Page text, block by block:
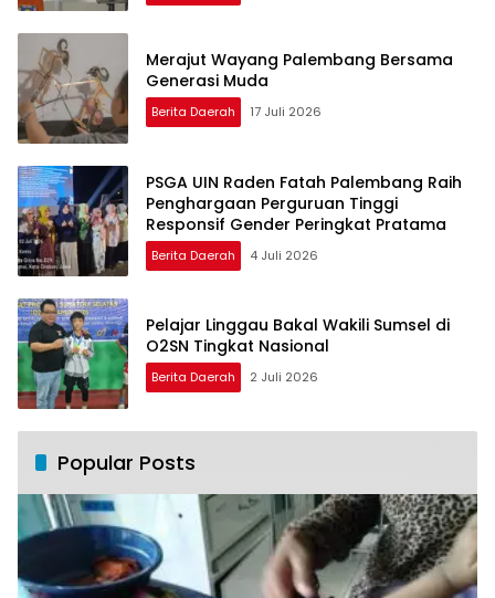
Merajut Wayang Palembang Bersama
Generasi Muda
Berita Daerah 17 Juli 2026
PSGA UIN Raden Fatah Palembang Raih
Penghargaan Perguruan Tinggi
Responsif Gender Peringkat Pratama
Berita Daerah 4 Juli 2026
Pelajar Linggau Bakal Wakili Sumsel di
O2SN Tingkat Nasional
Berita Daerah 2 Juli 2026
Popular Posts